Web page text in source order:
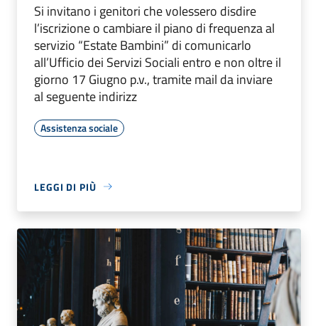
Si invitano i genitori che volessero disdire
l’iscrizione o cambiare il piano di frequenza al
servizio “Estate Bambini” di comunicarlo
all’Ufficio dei Servizi Sociali entro e non oltre il
giorno 17 Giugno p.v., tramite mail da inviare
al seguente indirizz
Assistenza sociale
LEGGI DI PIÙ